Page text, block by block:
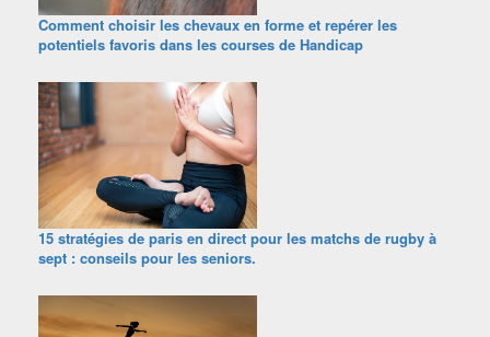
Comment choisir les chevaux en forme et repérer les
potentiels favoris dans les courses de Handicap
15 stratégies de paris en direct pour les matchs de rugby à
sept : conseils pour les seniors.